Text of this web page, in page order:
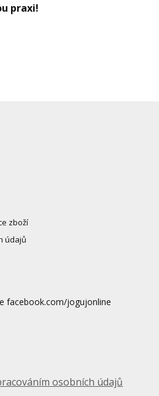
praxi!
zboží
údajů
facebook.com/jogujonline
osobních údajů